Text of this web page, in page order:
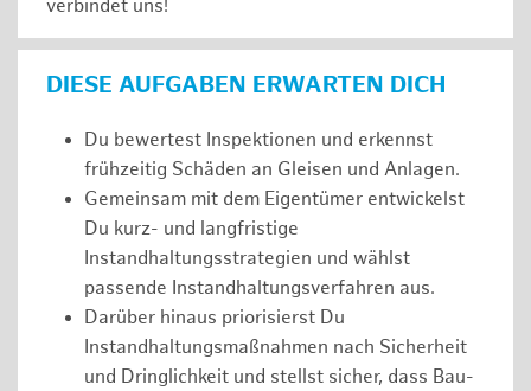
verbindet uns!
DIESE AUFGABEN ERWARTEN DICH
Du bewertest Inspektionen und erkennst
frühzeitig Schäden an Gleisen und Anlagen.
Gemeinsam mit dem Eigentümer entwickelst
Du kurz- und langfristige
Instandhaltungsstrategien und wählst
passende Instandhaltungsverfahren aus.
Darüber hinaus priorisierst Du
Instandhaltungsmaßnahmen nach Sicherheit
und Dringlichkeit und stellst sicher, dass Bau-